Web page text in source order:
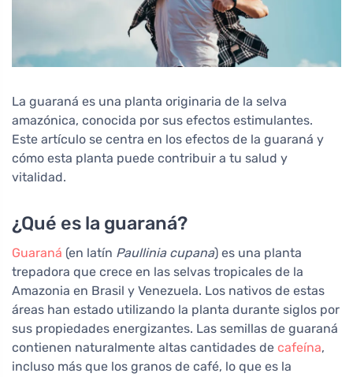
La guaraná es una planta originaria de la selva
amazónica, conocida por sus efectos estimulantes.
Este artículo se centra en los efectos de la guaraná y
cómo esta planta puede contribuir a tu salud y
vitalidad.
¿Qué es la guaraná?
Guaraná (en latín Paullinia cupana) es una planta
trepadora que crece en las selvas tropicales de la
Amazonia en Brasil y Venezuela. Los nativos de estas
áreas han estado utilizando la planta durante siglos por
sus propiedades energizantes. Las semillas de guaraná
contienen naturalmente altas cantidades de cafeína,
incluso más que los granos de café, lo que es la